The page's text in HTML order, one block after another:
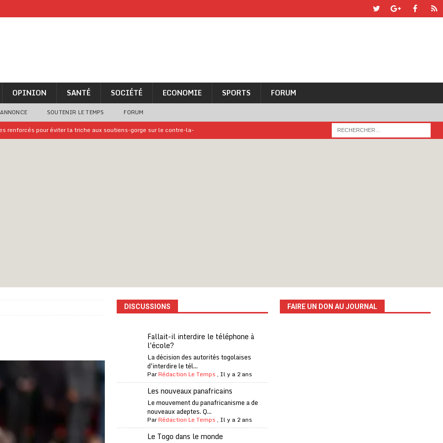
OPINION SANTÉ SOCIÉTÉ ECONOMIE SPORTS FORUM
SOUTENIR LE TEMPS FORUM
renforcés pour éviter la triche aux soutiens-gorge sur le contre-la-
l’Italie et de l’AC Milan, est mort à 66 ans
A LA UNE
à «l’unanimité» d’un boycott des Coupes du monde
International exige une enquête
A LA UNE
Eléphants de Côte d’Ivoire
DISCUSSIONS
Fallait-il interdire le téléphone à
l'école?
La décision des autorités togolaises
d'interdire le tél...
ParRédaction Le Temps , Il y a 2 ans
Les nouveaux panafricains
Le mouvement du panafricanisme a de
nouveaux adeptes. Q...
ParRédaction Le Temps , Il y a 2 ans
Le Togo dans le monde
FAIRE UN DON AU JOURNAL